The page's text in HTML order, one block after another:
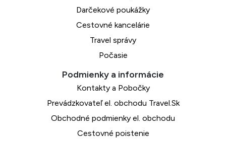
Darčekové poukážky
Cestovné kancelárie
Travel správy
Počasie
Kontakty a Pobočky
Prevádzkovateľ el. obchodu Travel.Sk
Obchodné podmienky el. obchodu
Cestovné poistenie